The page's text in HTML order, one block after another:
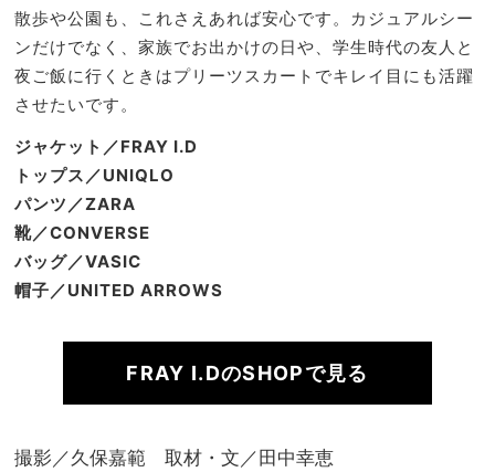
散歩や公園も、これさえあれば安心です。カジュアルシー
ンだけでなく、家族でお出かけの日や、学生時代の友人と
夜ご飯に行くときはプリーツスカートでキレイ目にも活躍
させたいです。
ジャケット／FRAY I.D
トップス／UNIQLO
パンツ／ZARA
靴／CONVERSE
バッグ／VASIC
帽子／UNITED ARROWS
FRAY I.DのSHOPで見る
撮影／久保嘉範 取材・文／田中幸恵